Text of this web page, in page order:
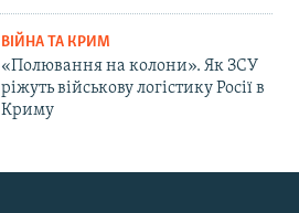
ВІЙНА ТА КРИМ
«Полювання на колони». Як ЗСУ
ріжуть військову логістику Росії в
Криму